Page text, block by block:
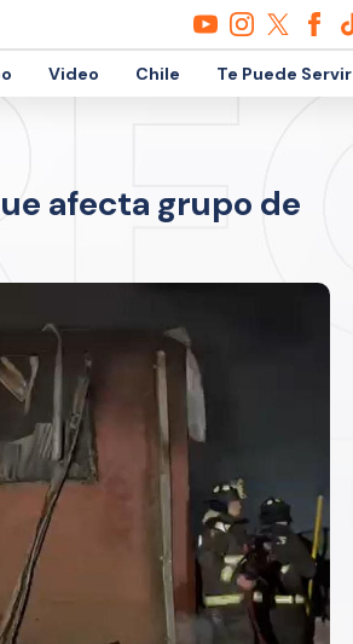
Video Chile Te Puede Servir
afecta grupo de